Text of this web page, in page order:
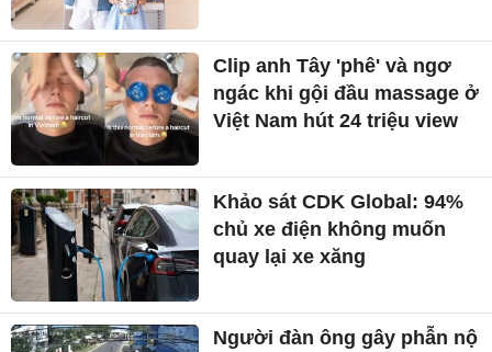
Clip anh Tây 'phê' và ngơ
ngác khi gội đầu massage ở
Việt Nam hút 24 triệu view
Khảo sát CDK Global: 94%
chủ xe điện không muốn
quay lại xe xăng
Người đàn ông gây phẫn nộ